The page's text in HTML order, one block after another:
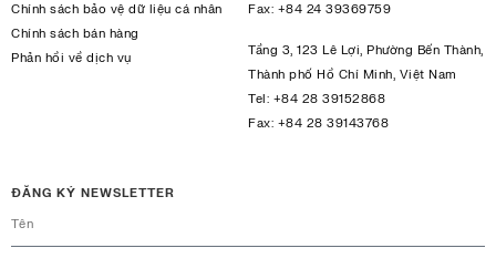
Chính sách bảo vệ dữ liệu cá nhân
Chính sách bán hàng
Phản hồi về dịch vụ
Fax: +84 24 39369759
Tầng 3, 123 Lê Lợi, Phường Bến Thành,
Thành phố Hồ Chí Minh, Việt Nam
Tel: +84 28 39152868
Fax: +84 28 39143768
ĐĂNG KÝ NEWSLETTER